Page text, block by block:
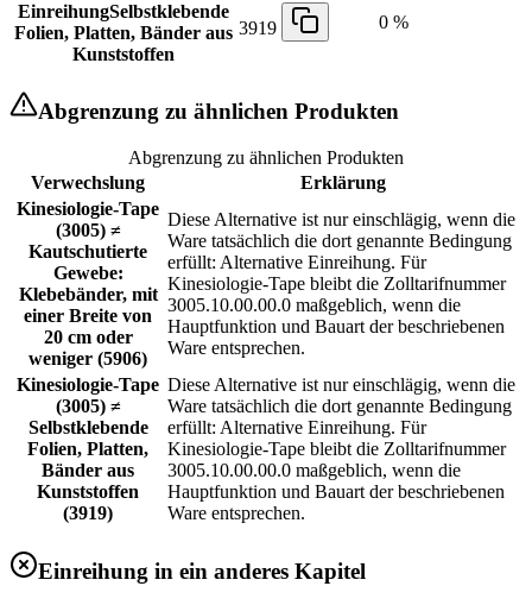
EinreihungSelbstklebende
Folien, Platten, Bänder aus
Kunststoffen
3919 0 %
Abgrenzung zu ähnlichen Produkten
Abgrenzung zu ähnlichen Produkten
Verwechslung
Erklärung
Kinesiologie-Tape
(3005) ≠
Kautschutierte
Gewebe:
Klebebänder, mit
einer Breite von
20 cm oder
weniger (5906)
Diese Alternative ist nur einschlägig, wenn die
Ware tatsächlich die dort genannte Bedingung
erfüllt: Alternative Einreihung. Für
Kinesiologie-Tape bleibt die Zolltarifnummer
3005.10.00.00.0 maßgeblich, wenn die
Hauptfunktion und Bauart der beschriebenen
Ware entsprechen.
Kinesiologie-Tape
(3005) ≠
Selbstklebende
Folien, Platten,
Bänder aus
Kunststoffen
(3919)
Diese Alternative ist nur einschlägig, wenn die
Ware tatsächlich die dort genannte Bedingung
erfüllt: Alternative Einreihung. Für
Kinesiologie-Tape bleibt die Zolltarifnummer
3005.10.00.00.0 maßgeblich, wenn die
Hauptfunktion und Bauart der beschriebenen
Ware entsprechen.
Einreihung in ein anderes Kapitel